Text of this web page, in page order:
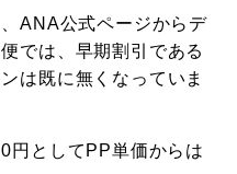
ANA公式ページからデ
では、早期割引である
は既に無くなっていま
円としてPP単価からは